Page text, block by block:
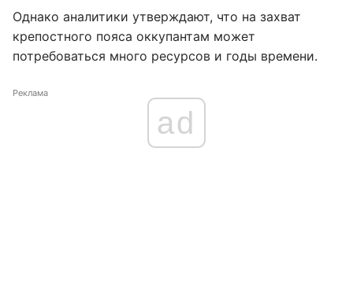
Однако аналитики утверждают, что на захват
крепостного пояса оккупантам может
потребоваться много ресурсов и годы времени.
Реклама
ad